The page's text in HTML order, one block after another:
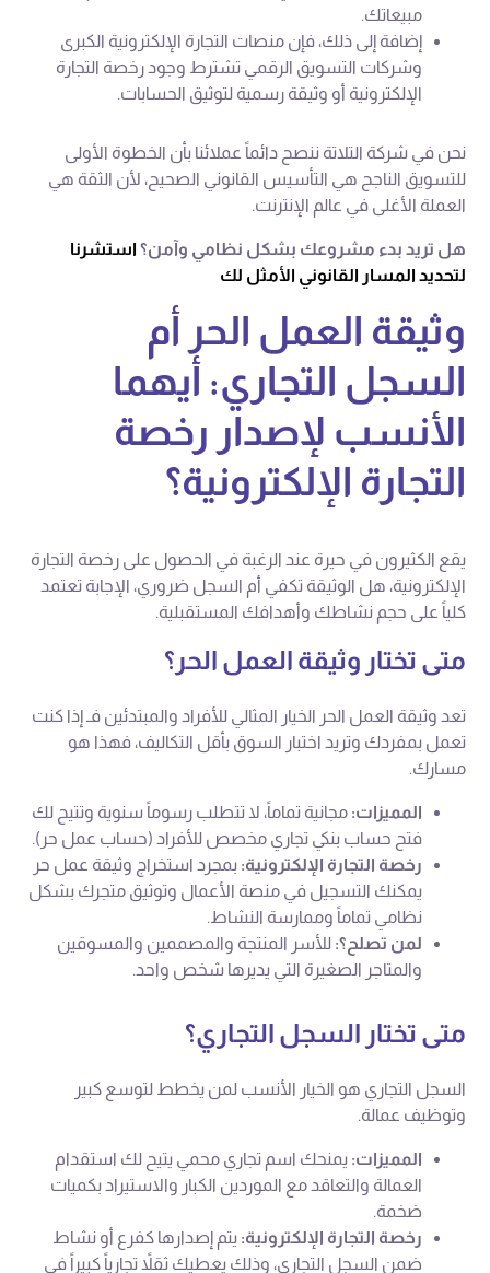
مبيعاتك.
إضافة إلى ذلك، فإن منصات التجارة الإلكترونية الكبرى
وشركات التسويق الرقمي تشترط وجود رخصة التجارة
الإلكترونية أو وثيقة رسمية لتوثيق الحسابات.
نحن في شركة التلاتة ننصح دائماً عملائنا بأن الخطوة الأولى
للتسويق الناجح هي التأسيس القانوني الصحيح، لأن الثقة هي
العملة الأغلى في عالم الإنترنت.
هل تريد بدء مشروعك بشكل نظامي وآمن؟ استشرنا
لتحديد المسار القانوني الأمثل لك
وثيقة العمل الحر أم
السجل التجاري: أيهما
الأنسب لإصدار رخصة
التجارة الإلكترونية؟
يقع الكثيرون في حيرة عند الرغبة في الحصول على رخصة التجارة
الإلكترونية، هل الوثيقة تكفي أم السجل ضروري، الإجابة تعتمد
كلياً على حجم نشاطك وأهدافك المستقبلية.
متى تختار وثيقة العمل الحر؟
تعد وثيقة العمل الحر الخيار المثالي للأفراد والمبتدئين فـ إذا كنت
تعمل بمفردك وتريد اختبار السوق بأقل التكاليف، فهذا هو
مسارك.
المميزات: مجانية تماماً، لا تتطلب رسوماً سنوية وتتيح لك
فتح حساب بنكي تجاري مخصص للأفراد (حساب عمل حر).
رخصة التجارة الإلكترونية: بمجرد استخراج وثيقة عمل حر
يمكنك التسجيل في منصة الأعمال وتوثيق متجرك بشكل
نظامي تماماً وممارسة النشاط.
لمن تصلح؟: للأسر المنتجة والمصممين والمسوقين
والمتاجر الصغيرة التي يديرها شخص واحد.
متى تختار السجل التجاري؟
السجل التجاري هو الخيار الأنسب لمن يخطط لتوسع كبير
وتوظيف عمالة.
المميزات: يمنحك اسم تجاري محمي يتيح لك استقدام
العمالة والتعاقد مع الموردين الكبار والاستيراد بكميات
ضخمة.
رخصة التجارة الإلكترونية: يتم إصدارها كفرع أو نشاط
ضمن السجل التجاري، وذلك يعطيك ثقلاً تجارياً كبيراً في